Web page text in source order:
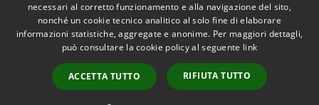
RSS
Accessibilità
Copyright © 2026 • Comune di
Municipium•
Accesso
redazione
necessari al corretto funzionamento e alla navigazione del sito,
nonché un cookie tecnico analitico al solo fine di elaborare
informazioni statistiche, aggregate e anonime. Per maggiori dettagli,
può consultare la cookie policy al seguente link
ACCETTA TUTTO RIFIUTA TUTTO